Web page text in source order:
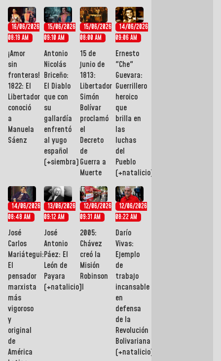
16/06/2026
08:19 AM
¡Amor
sin
fronteras!
1822: El
Libertador
conoció
a
Manuela
Sáenz
15/06/2026
09:10 AM
Antonio
Nicolás
Briceño:
El Diablo
que con
su
gallardía
enfrentó
al yugo
español
(+siembra)
15/06/2026
08:00 AM
15 de
junio de
1813:
Libertador
Simón
Bolívar
proclamó
el
Decreto
de
Guerra a
Muerte
14/06/2026
09:06 AM
Ernesto
"Che"
Guevara:
Guerrillero
heroico
que
brilla en
las
luchas
del
Pueblo
(+natalicio)
14/06/2026
08:48 AM
José
Carlos
Mariátegui:
El
pensador
marxista
más
vigoroso
y
original
de
América
13/06/2026
09:12 AM
José
Antonio
Páez: El
León de
Payara
(+natalicio)
12/06/2026
09:31 AM
2005:
Chávez
creó la
Misión
Robinson
II
12/06/2026
08:22 AM
Darío
Vivas:
Ejemplo
de
trabajo
incansable
en
defensa
de la
Revolución
Bolivariana
(+natalicio)